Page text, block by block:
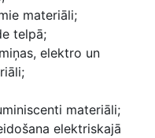
materiāli;
telpā;
elektro un
materiāli;
elektriskajā